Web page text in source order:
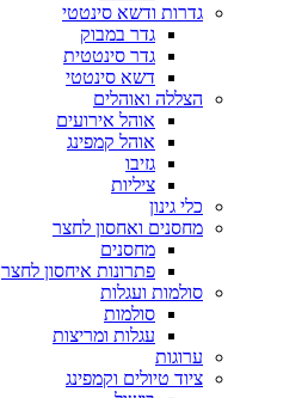
גדרות ודשא סינטטי
גדר במבוק
גדר סינטטית
דשא סינטטי
הצללה ואוהלים
אוהל אירועים
אוהל קמפינג
גזיבו
ציליות
כלי גינון
מחסנים ואחסון לחצר
מחסנים
פתרונות איחסון לחצר
סולמות ועגלות
סולמות
עגלות ומריצות
ערוגות
ציוד טיולים וקמפינג